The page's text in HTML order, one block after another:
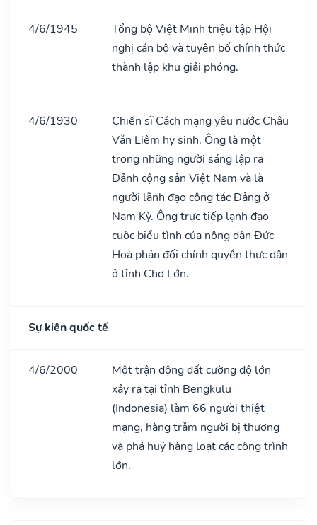
4/6/1945
Tổng bộ Việt Minh triệu tập Hội
nghị cán bộ và tuyên bố chính thức
thành lập khu giải phóng.
4/6/1930
Chiến sĩ Cách mạng yêu nước Châu
Vǎn Liêm hy sinh. Ông là một
trong những người sáng lập ra
Đảnh cộng sản Việt Nam và là
người lãnh đạo công tác Đảng ở
Nam Kỳ. Ông trực tiếp lạnh đạo
cuộc biểu tình của nông dân Đức
Hoà phản đối chính quyền thực dân
ở tỉnh Chợ Lớn.
Sự kiện quốc tế
4/6/2000
Một trận động đất cường độ lớn
xảy ra tại tỉnh Bengkulu
(Indonesia) làm 66 người thiệt
mạng, hàng trǎm người bị thương
và phá huỷ hàng loạt các công trình
lớn.